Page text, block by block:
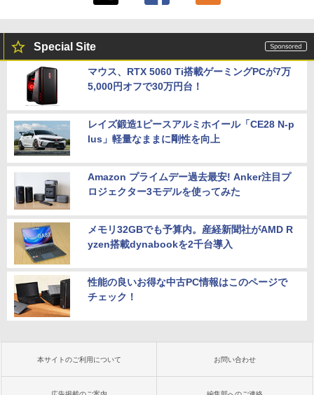
Special Site
マウス、RTX 5060 Ti搭載ゲーミングPCが7万
5,000円オフで30万円台！
レイズ鍛造1ピースアルミホイール「CE28 N-p
lus」軽量なままに剛性を向上
Amazon プライムデー過去最安! Anker注目プ
ロジェクター3モデルを使ってみた
メモリ32GBでも予算内。産経新聞社がAMD R
yzen搭載dynabookを2千台導入
性能の良いお得な中古PC情報はこのページで
チェック！
本サイトのご利用について お問い合わせ